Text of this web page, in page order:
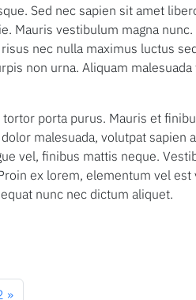
Sed nec sapien sit amet
Mauris vestibulum magna
nec nulla maximus luctus
non urna. Aliquam
porta purus. Mauris et
malesuada, volutpat sapien
vel, finibus mattis neque.
ex lorem, elementum vel
nunc nec dictum aliquet.